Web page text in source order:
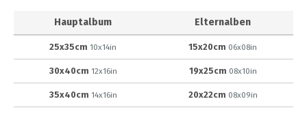
Hauptalbum Elternalben
25x35cm 10x14in 15x20cm 06x08in
30x40cm 12x16in 19x25cm 08x10in
35x40cm 14x16in 20x22cm 08x09in